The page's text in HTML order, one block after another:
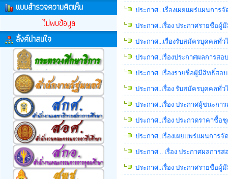
แบบสำรวจความคิดเห็น
ไม่พบข้อมูล
ลิ้งค์น่าสนใจ
ประกาศ...เรื่องเผยแผร่แผนการ
ประกาศ..เรื่อง ประกาศรายชื่อ
ประกาศ...เรื่องรับสมัครบุคคลทั่
ประกาศ..เรื่องประกาศผลการส
ประกาศ..เรื่องรายชื่อผู้มีสิทธิ์สอ
ประกาศ..เรื่อง รับสมัครบุคคลทั่
ประกาศ..เรื่อง ประกาศผู้ชนะก
ประกาศ..เรื่อง ประกวดราคาซื้
ประกาศ..เรื่องเผยแพร่แผนการ
ประกาศ .. เรื่อง ประกาศผลการ
ประกาศ..เรื่อง ประกาศรายชื่อ